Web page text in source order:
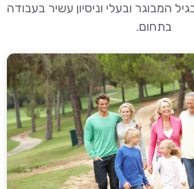
המבוגר ובעלי וניסיון עשיר בעבודה
בתחום.